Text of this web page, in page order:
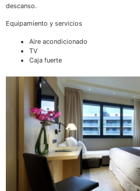
descanso.
Equipamiento y servicios
Aire acondicionado
TV
Caja fuerte